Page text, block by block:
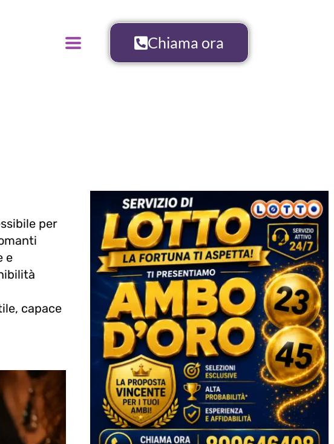
Chiama ora
per
e
capace